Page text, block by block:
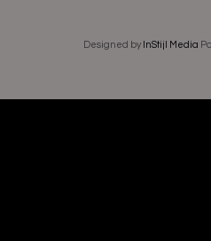
Designed by InStijl Media